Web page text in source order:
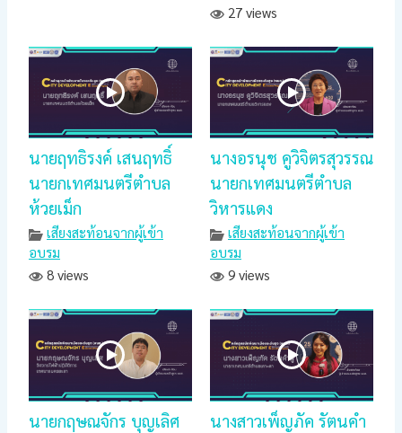
27 views
นายฤทธิรงค์ เสนฤทธิ์
นายกเทศมนตรีตำบล
ห้วยเม็ก
เสียงสะท้อนจากผู้เข้า
อบรม
8 views
นางอรนุช คูวิจิตรสุวรรณ
นายกเทศมนตรีตำบล
วิหารแดง
เสียงสะท้อนจากผู้เข้า
อบรม
9 views
นายกฤษณจักร บุญเลิศ
นางสาวเพ็ญภัค รัตนคำ